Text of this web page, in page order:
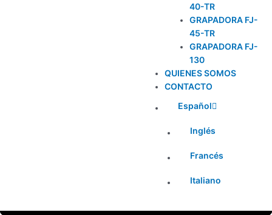
40-TR
GRAPADORA FJ-
45-TR
GRAPADORA FJ-
130
QUIENES SOMOS
CONTACTO
Español
Inglés
Francés
Italiano